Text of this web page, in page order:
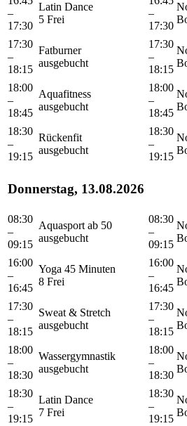
–
17:30
Latin Dance
5 Frei
–
17:30
17:30
–
18:15
Fatburner
ausgebucht
17:30
–
18:15
18:00
–
18:45
Aquafitness
ausgebucht
18:00
–
18:45
18:30
–
19:15
Rückenfit
ausgebucht
18:30
–
19:15
Donnerstag, 13.08.2026
08:30
–
09:15
Aquasport ab 50
ausgebucht
08:30
–
09:15
16:00
–
16:45
Yoga 45 Minuten
8 Frei
16:00
–
16:45
17:30
–
18:15
Sweat & Stretch
ausgebucht
17:30
–
18:15
18:00
–
18:30
Wassergymnastik
ausgebucht
18:00
–
18:30
18:30
–
19:15
Latin Dance
7 Frei
18:30
–
19:15